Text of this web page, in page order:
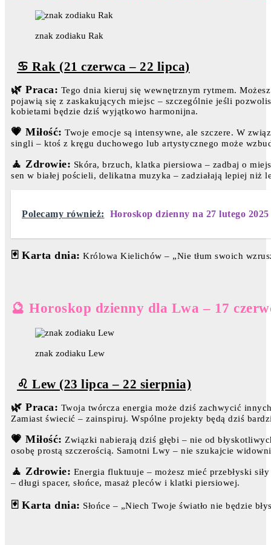
znak zodiaku Rak
♋ Rak (21 czerwca – 22 lipca)
🌿 Praca: Tego dnia kieruj się wewnętrznym rytmem.
pojawią się z zaskakujących miejsc – szczególnie jeśli
kobietami będzie dziś wyjątkowo harmonijna.
💗 Miłość: Twoje emocje są intensywne, ale szczere. W
singli – ktoś z kręgu duchowego lub artystycznego może
🧘 Zdrowie: Skóra, brzuch, klatka piersiowa – zadbaj o
sen w białej pościeli, delikatna muzyka – zadziałają lepiej niż
Polecamy również: Horoskop dzienny na 27 lutego 2025
🃏 Karta dnia: Królowa Kielichów – „Nie tłum swoich
🔮 Horoskop dzienny dla Lwa – 17
znak zodiaku Lew
♌ Lew (23 lipca – 22 sierpnia)
🌿 Praca: Twoja twórcza energia może dziś zachwycić
Zamiast świecić – zainspiruj. Wspólne projekty będą dziś
💗 Miłość: Związki nabierają dziś głębi – nie od
osobę prostą szczerością. Samotni Lwy – nie szukajcie
🧘 Zdrowie: Energia fluktuuje – możesz mieć przebłyski
– długi spacer, słońce, masaż pleców i klatki piersiowej.
🃏 Karta dnia: Słońce – „Niech Twoje światło nie będzie